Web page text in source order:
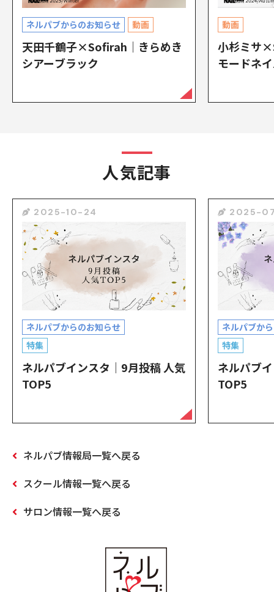
ネルパブからのお知らせ 動画
天田千鶴子×Sofirah｜きらめき
シアーブラック
動画
小杉ミサ
モードネ
人気記事
2025-10-24
ネルパブからのお知らせ
特集
ネルパブインスタ｜9月投稿 人気
TOP5
2025-
ネルパブか
特集
ネルパブ
TOP5
ネルパブ情報局一覧へ戻る
スクール情報一覧へ戻る
サロン情報一覧へ戻る